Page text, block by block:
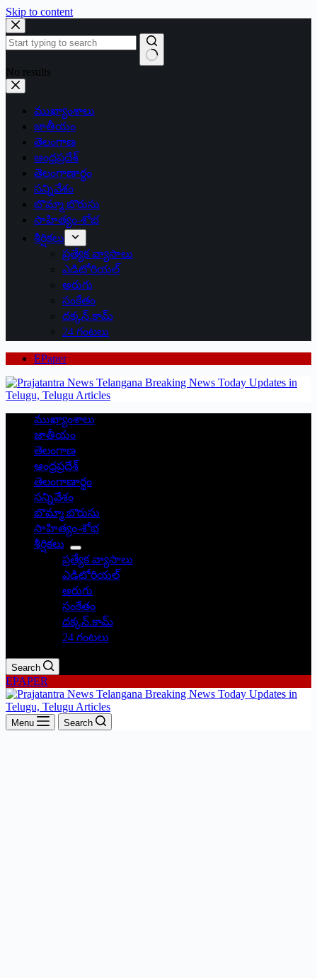
Skip to content
No results
ముఖ్యాంశాలు
జాతీయం
తెలంగాణ
ఆంధ్రప్రదేశ్
తెలంగాణార్థం
సన్నివేశం
బొమ్మా బొరుసు
సాహిత్యం-శోభ
శీర్షికలు
ప్రత్యేక వ్యాసాలు
ఎడిటోరియల్
అరుగు
సంకేతం
దక్కన్.కామ్
24 గంటలు
EPaper
ముఖ్యాంశాలు
జాతీయం
తెలంగాణ
ఆంధ్రప్రదేశ్
తెలంగాణార్థం
సన్నివేశం
బొమ్మా బొరుసు
సాహిత్యం-శోభ
శీర్షికలు
ప్రత్యేక వ్యాసాలు
ఎడిటోరియల్
అరుగు
సంకేతం
దక్కన్.కామ్
24 గంటలు
Search
EPAPER
Menu Search